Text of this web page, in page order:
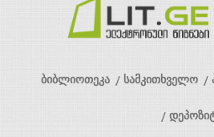
ბიბლიოთეკა სამკითხველო